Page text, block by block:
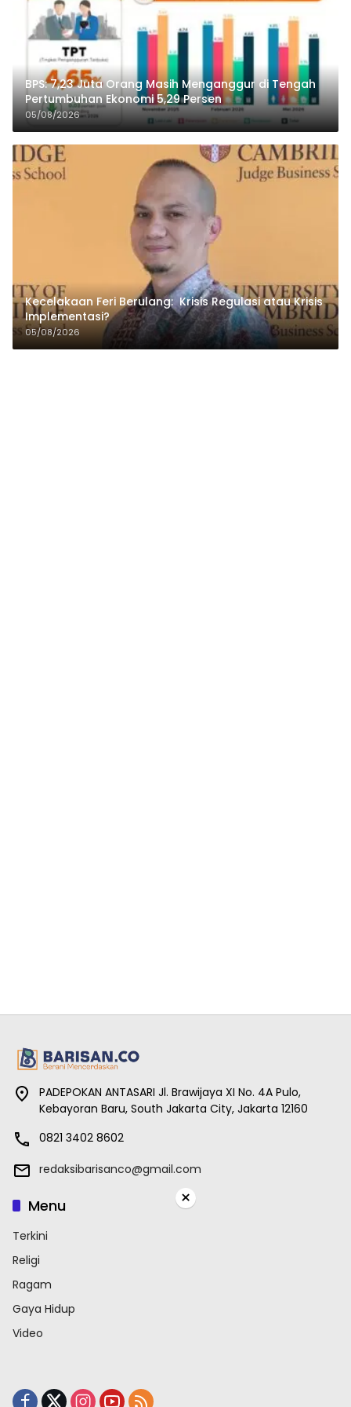
BPS: 7,23 Juta Orang Masih Menganggur di Tengah
Pertumbuhan Ekonomi 5,29 Persen
05/08/2026
Kecelakaan Feri Berulang: Krisis Regulasi atau Krisis
Implementasi?
05/08/2026
PADEPOKAN ANTASARI Jl. Brawijaya XI No. 4A Pulo,
Kebayoran Baru, South Jakarta City, Jakarta 12160
0821 3402 8602
redaksibarisanco@gmail.com
Menu
Terkini
Religi
Ragam
Gaya Hidup
Video
×